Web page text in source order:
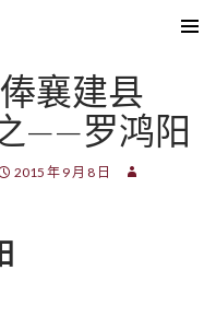
襄建县
——罗鸿阳
2015 年 9 月 8 日